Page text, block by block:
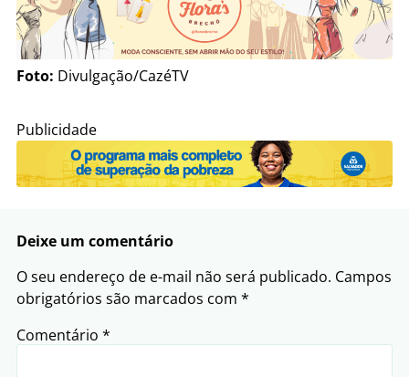
Foto: Divulgação/CazéTV
Publicidade
Deixe um comentário
O seu endereço de e-mail não será publicado. Campos
obrigatórios são marcados com *
Comentário *